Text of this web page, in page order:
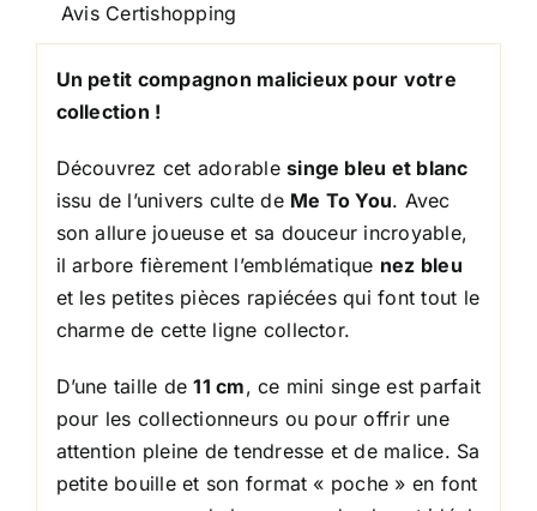
cm
Avis Certishopping
Un petit compagnon malicieux pour votre
collection !
Découvrez cet adorablesinge bleu et blanc
issu de l’univers culte de Me To You. Avec
son allure joueuse et sa douceur incroyable,
il arbore fièrement l’emblématique nez bleu
et les petites pièces rapiécées qui font tout le
charme de cette ligne collector.
D’une taille de11 cm, ce mini singe est parfait
pour les collectionneurs ou pour offrir une
attention pleine de tendresse et de malice. Sa
petite bouille et son format « poche » en font